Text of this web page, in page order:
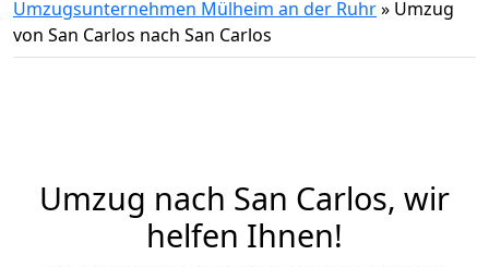
Umzugsunternehmen Mülheim an der Ruhr» Umzug
von San Carlos nach San Carlos
Umzug nach San Carlos, wir
helfen Ihnen!